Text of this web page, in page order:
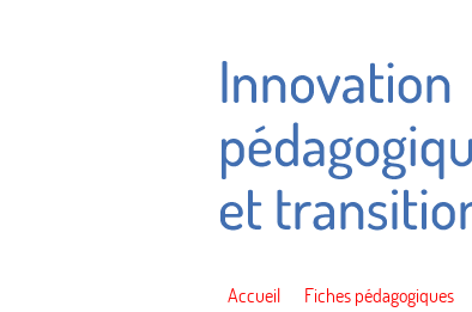
Accueil Fiches pédagogiques